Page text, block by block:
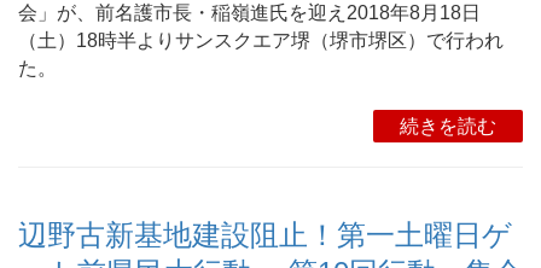
会」が、前名護市長・稲嶺進氏を迎え2018年8月18日
（土）18時半よりサンスクエア堺（堺市堺区）で行われ
た。
続きを読む
辺野古新基地建設阻止！第一土曜日ゲ